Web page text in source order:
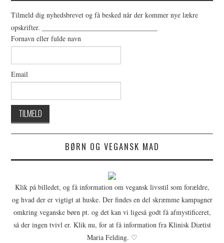
Tilmeld dig nyhedsbrevet og få besked når der kommer nye lækre
opskrifter. _________________________________
Fornavn eller fulde navn
Email
BØRN OG VEGANSK MAD
Klik på billedet, og få information om vegansk livsstil som forældre,
og hvad der er vigtigt at huske. Der findes en del skræmme kampagner
omkring veganske børn pt. og det kan vi ligeså godt få afmystificeret,
så der ingen tvivl er. Klik nu, for at få information fra Klinisk Diætist
Maria Felding. ♡